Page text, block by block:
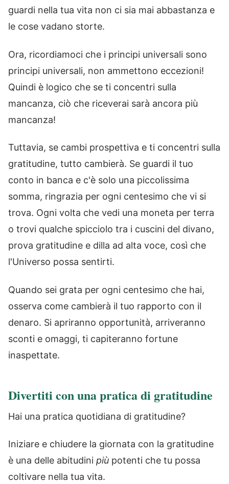
guardi nella tua vita non ci sia mai abbastanza e
le cose vadano storte.
Ora, ricordiamoci che i principi universali sono
principi universali, non ammettono eccezioni!
Quindi è logico che se ti concentri sulla
mancanza, ciò che riceverai sarà ancora più
mancanza!
Tuttavia, se cambi prospettiva e ti concentri sulla
gratitudine, tutto cambierà. Se guardi il tuo
conto in banca e c'è solo una piccolissima
somma, ringrazia per ogni centesimo che vi si
trova. Ogni volta che vedi una moneta per terra
o trovi qualche spicciolo tra i cuscini del divano,
prova gratitudine e dilla ad alta voce, così che
l'Universo possa sentirti.
Quando sei grata per ogni centesimo che hai,
osserva come cambierà il tuo rapporto con il
denaro. Si apriranno opportunità, arriveranno
sconti e omaggi, ti capiteranno fortune
inaspettate.
Divertiti con una pratica di gratitudine
Hai una pratica quotidiana di gratitudine?
Iniziare e chiudere la giornata con la gratitudine
è una delle abitudini più potenti che tu possa
coltivare nella tua vita.